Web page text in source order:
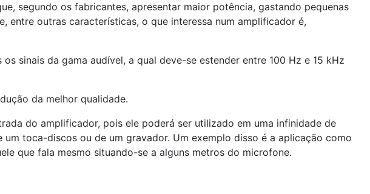
segundo os fabricantes, apresentar maior potência, gastando pequenas
entre outras características, o que interessa num amplificador é,
sinais da gama audível, a qual deve-se estender entre 100 Hz e 15 kHz
da melhor qualidade.
do amplificador, pois ele poderá ser utilizado em uma infinidade de
toca-discos ou de um gravador. Um exemplo disso é a aplicação como
que fala mesmo situando-se a alguns metros do microfone.